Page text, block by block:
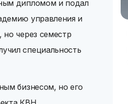
дипломом и подал
управления и
но через семестр
специальность
бизнесом, но его